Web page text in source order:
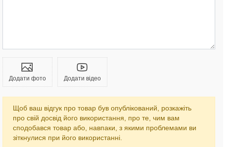
Додати фото Додати відео
Щоб ваш відгук про товар був опублікований, розкажіть
про свій досвід його використання, про те, чим вам
сподобався товар або, навпаки, з якими проблемами ви
зіткнулися при його використанні.